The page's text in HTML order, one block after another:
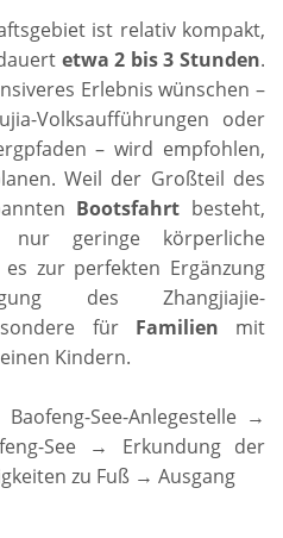
ist relativ kompakt,
etwa 2 bis 3 Stunden.
Erlebnis wünschen –
Volksaufführungen oder
– wird empfohlen,
Weil der Großteil des
Bootsfahrt besteht,
geringe körperliche
zur perfekten Ergänzung
des Zhangjiajie-
für Familien mit
Kindern.
See-Anlegestelle →
See → Erkundung der
zu Fuß → Ausgang